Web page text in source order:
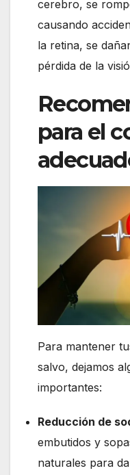
cerebro, se
causando
la retina, se
pérdida de la
para el
Para mantener
salvo, dejamos
importantes:
Reducción de
embutidos y
naturales para